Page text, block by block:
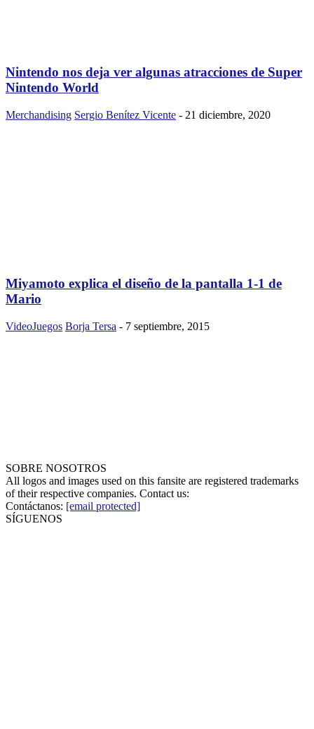
Nintendo nos deja ver algunas atracciones de Super
Nintendo World
Merchandising Sergio Benítez Vicente - 21 diciembre, 2020
Miyamoto explica el diseño de la pantalla 1-1 de
Mario
VideoJuegos Borja Tersa - 7 septiembre, 2015
SOBRE NOSOTROS
All logos and images used on this fansite are registered trademarks
of their respective companies. Contact us:
Contáctanos: [email protected]
SÍGUENOS